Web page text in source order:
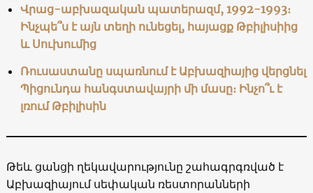
Վրաց-աբխազական պատերազմ, 1992-1993։
Ինչպե՞ս է այն տեղի ունեցել, հայացք Թբիլիսիից
և Սուխումից
Ռուսաստանը սպառնում է Աբխազիայից վերցնել
Պիցունդա հանգստավայրի մի մասը։ Ինչո՞ւ է
լռում Թբիլիսին
Թեև ցանցի ղեկավարությունը շահագրգռված է
Աբխազիայում սեփական ռեստորանների